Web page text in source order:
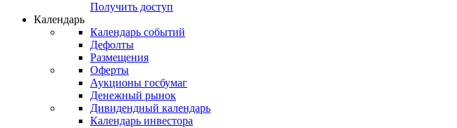
Получить доступ
Календарь
Календарь событий
Дефолты
Размещения
Оферты
Аукционы госбумаг
Денежный рынок
Дивидендный календарь
Календарь инвестора